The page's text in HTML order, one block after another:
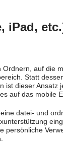
iPad,
auf die
Statt
ist dieser Ansatz
auf das mobile
datei- und
persönliche